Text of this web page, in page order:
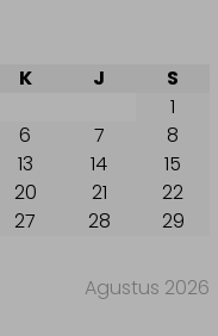
Agustus 2026
K J
S
1
6 7
8
13 14
15
20 21
22
27 28
29